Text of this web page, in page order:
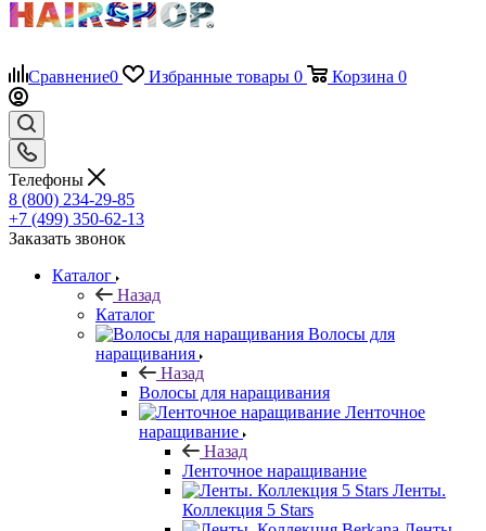
Сравнение0 Избранные товары 0 Корзина 0
Телефоны
8 (800) 234-29-85
+7 (499) 350-62-13
Заказать звонок
Каталог
Назад
Каталог
Волосы для
наращивания
Назад
Волосы для наращивания
Ленточное
наращивание
Назад
Ленточное наращивание
Ленты.
Коллекция 5 Stars